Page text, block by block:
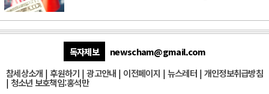
독자제보
newscham@gmail.com
참세상소개 | 후원하기 |광고안내 | 이전페이지 | 뉴스레터| 개인정보취급방침
| 청소년 보호책임:홍석만